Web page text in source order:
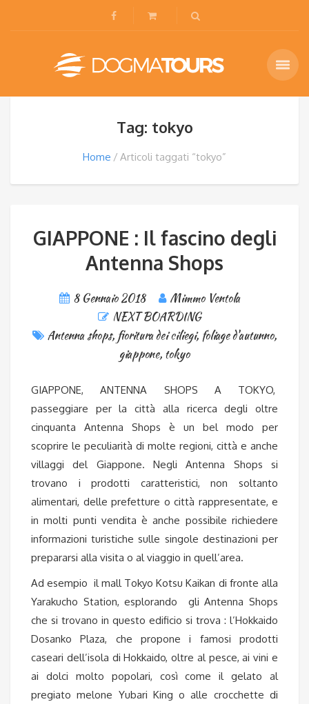
Tag: tokyo
Home Articoli taggati “tokyo”
GIAPPONE : Il fascino degli
Antenna Shops
8 Gennaio 2018
Mimmo Ventola
NEXT BOARDING
Antenna shops, fioritura dei ciliegi, foliage d'autunno,
giappone, tokyo
GIAPPONE, ANTENNA SHOPS A TOKYO,
passeggiare per la città alla ricerca degli oltre
cinquanta Antenna Shops è un bel modo per
scoprire le peculiarità di molte regioni, città e anche
villaggi del Giappone. Negli Antenna Shops si
trovano i prodotti caratteristici, non soltanto
alimentari, delle prefetture o città rappresentate, e
in molti punti vendita è anche possibile richiedere
informazioni turistiche sulle singole destinazioni per
prepararsi alla visita o al viaggio in quell’area.
Ad esempio il mall Tokyo Kotsu Kaikan di fronte alla
Yarakucho Station, esplorando gli Antenna Shops
che si trovano in questo edificio si trova : l’Hokkaido
Dosanko Plaza, che propone i famosi prodotti
caseari dell’isola di Hokkaido, oltre al pesce, ai vini e
ai dolci molto popolari, così come il gelato al
pregiato melone Yubari King o alle crocchette di